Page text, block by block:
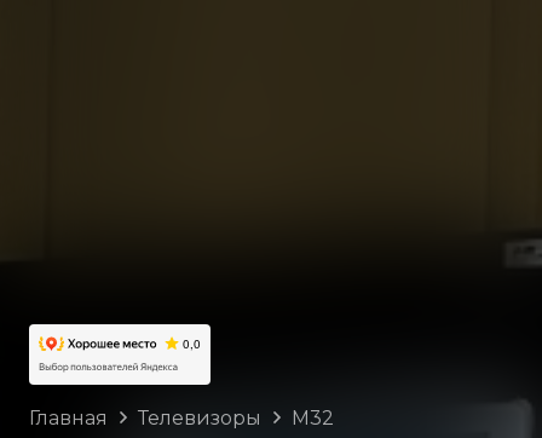
Главная Телевизоры M32